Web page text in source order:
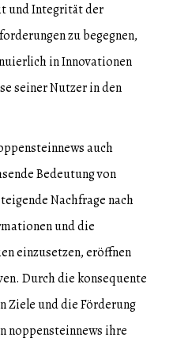
und Integrität der
zu begegnen,
in Innovationen
seiner Nutzer in den
auch
Bedeutung von
Nachfrage nach
und die
einzusetzen, eröffnen
Durch die konsequente
Ziele und die Förderung
noppensteinnews ihre